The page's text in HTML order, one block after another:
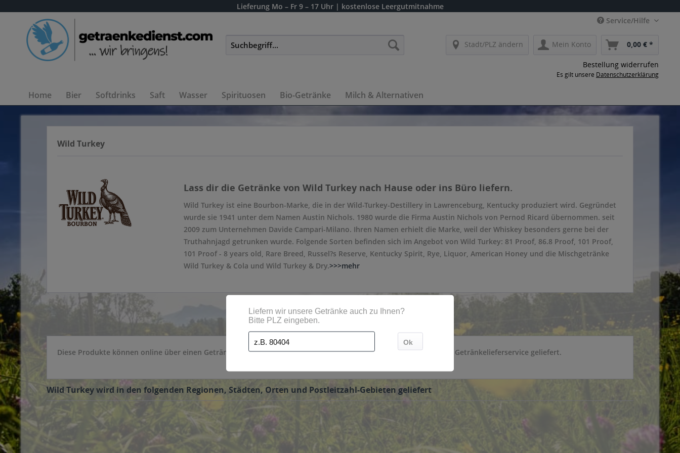
Lieferung Mo – Fr 9 – 17 Uhr | kostenlose Leergutmitnahme
Service/Hilfe
Stadt/PLZ ändern Mein Konto 0,00 € *
Bestellung widerrufen
Es gilt unsere Datenschutzerklärung
Home Bier Softdrinks Saft Wasser Spirituosen Bio-Getränke Milch & Alternativen
Wild Turkey
Lass dir die Getränke von Wild Turkey nach Hause oder ins Büro liefern.
Wild Turkey ist eine Bourbon-Marke, die in der Wild-Turkey-Destillery in Lawrenceburg, Kentucky produziert wird. Gegründet
wurde sie 1941 unter dem Namen Austin Nichols. 1980 wurde die Firma Austin Nichols von Pernod Ricard übernommen. seit
2009 zum Unternehmen Davide Campari-Milano. Ihren Namen erhielt die Marke, weil der Whiskey besonders gerne bei der
Truthahnjagd getrunken wurde. Folgende Sorten befinden sich im Angebot von Wild Turkey: 81 Proof, 86.8 Proof, 101 Proof,
101 Proof - 8 years old, Rare Breed, Russel?s Reserve, Kentucky Spirit, Rye, Liquor, American Honey und die Mischgetränke
Wild Turkey & Cola und Wild Turkey & Dry.>>>mehr
Diese Produkte können online über einen Getränkeservice bestellt werden. Die Getränke werden dann direkt vom Getränkelieferservice geliefert.
Wild Turkey wird in den folgenden Regionen, Städten, Orten und Postleitzahl-Gebieten geliefert